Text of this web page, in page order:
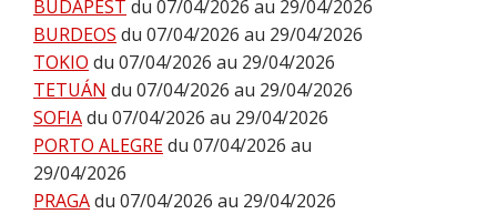
BUDAPEST du 07/04/2026 au 29/04/2026
BURDEOS du 07/04/2026 au 29/04/2026
TOKIO du 07/04/2026 au 29/04/2026
TETUÁN du 07/04/2026 au 29/04/2026
SOFIAdu 07/04/2026 au 29/04/2026
PORTO ALEGREdu 07/04/2026 au
29/04/2026
PRAGAdu 07/04/2026 au 29/04/2026